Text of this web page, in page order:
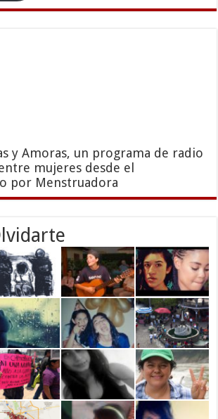
y Amoras, un programa de radio
mujeres desde el
por Menstruadora